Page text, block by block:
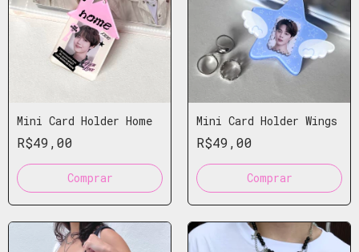
Mini Card Holder Home
R$49,00
Mini Card Holder Wings
R$49,00